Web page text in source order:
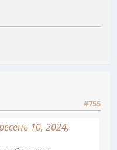
#755
10, 2024,